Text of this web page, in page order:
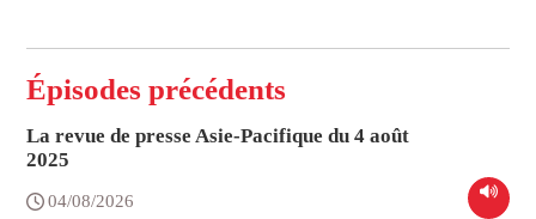
Épisodes précédents
La revue de presse Asie-Pacifique du 4 août
2025
04/08/2026